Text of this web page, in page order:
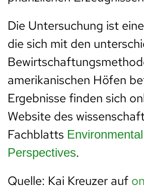
Die Untersuchung ist
die sich mit den
amerikanischen Höfen
Ergebnisse finden sich
Website des
Fachblatts
Perspectives.
Quelle: Kai Kreuzer auf